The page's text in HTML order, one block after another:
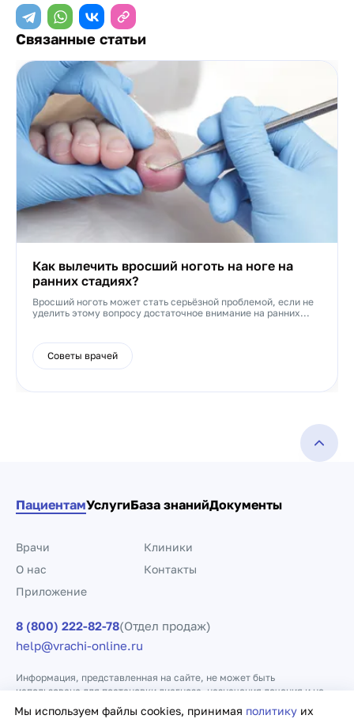
Связанные статьи
Как вылечить вросший ноготь на ноге на
ранних стадиях?
Вросший ноготь может стать серьёзной проблемой, если не
уделить этому вопросу достаточное внимание на ранних...
Советы врачей
Мы используем файлы cookies, принимая политику их
ПациентамУслугиБаза знанийДокументы
Врачи
Клиники
О нас
Контакты
Приложение
8 (800) 222-82-78(Отдел продаж)
help@vrachi-online.ru
Информация, представленная на сайте, не может быть
использована для постановки диагноза, назначения лечения и не
заменяет прием врача.